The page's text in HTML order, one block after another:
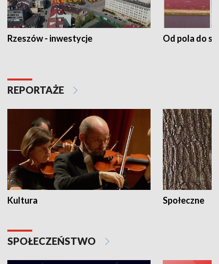
Rzeszów - inwestycje Od pola do
REPORTAŻE
Kultura Społeczne
SPOŁECZEŃSTWO